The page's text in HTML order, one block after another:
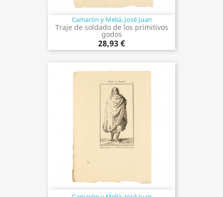
Camarón y Meliá, José Juan
Traje de soldado de los primitivos
godos
28,93 €